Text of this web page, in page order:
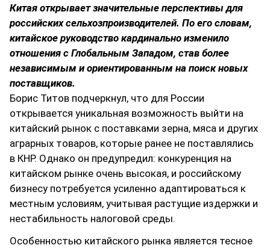
Китая открывает значительные перспективы для
российских сельхозпроизводителей. По его словам,
китайское руководство кардинально изменило
отношения с Глобальным Западом, став более
независимым и ориентированным на поиск новых
поставщиков.
Борис Титов подчеркнул, что для России
открывается уникальная возможность выйти на
китайский рынок с поставками зерна, мяса и других
аграрных товаров, которые ранее не поставлялись
в КНР. Однако он предупредил: конкуренция на
китайском рынке очень высокая, и российскому
бизнесу потребуется усиленно адаптироваться к
местным условиям, учитывая растущие издержки и
нестабильность налоговой среды.
Особенностью китайского рынка является тесное